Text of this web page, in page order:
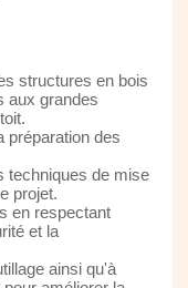
structures en bois
aux grandes
préparation des
techniques de mise
projet.
en respectant
et la
ainsi qu'à